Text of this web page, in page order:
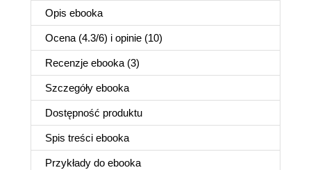
Opis ebooka
Ocena (4.3/6) i opinie (10)
Recenzje ebooka (3)
Szczegóły ebooka
Dostępność produktu
Spis treści ebooka
Przykłady do ebooka